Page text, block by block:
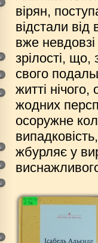
вірян,
відстали
вже невдовзі
зрілості,
свого
житті нічого,
жодних
осоружне
жбурляє у